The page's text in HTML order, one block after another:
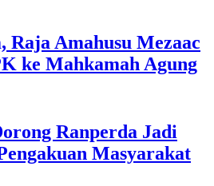
Raja Amahusu Mezaac
ke Mahkamah Agung
Ranperda Jadi
Masyarakat